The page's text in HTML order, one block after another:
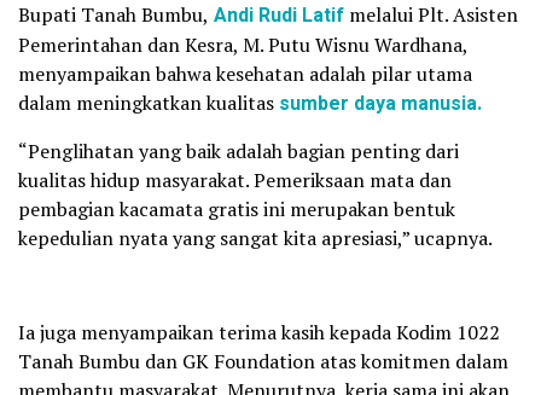
Bupati Tanah Bumbu, Andi Rudi Latif melalui Plt. Asisten
Pemerintahan dan Kesra, M. Putu Wisnu Wardhana,
menyampaikan bahwa kesehatan adalah pilar utama
dalam meningkatkan kualitas sumber daya manusia.
“Penglihatan yang baik adalah bagian penting dari
kualitas hidup masyarakat. Pemeriksaan mata dan
pembagian kacamata gratis ini merupakan bentuk
kepedulian nyata yang sangat kita apresiasi,” ucapnya.
Ia juga menyampaikan terima kasih kepada Kodim 1022
Tanah Bumbu dan GK Foundation atas komitmen dalam